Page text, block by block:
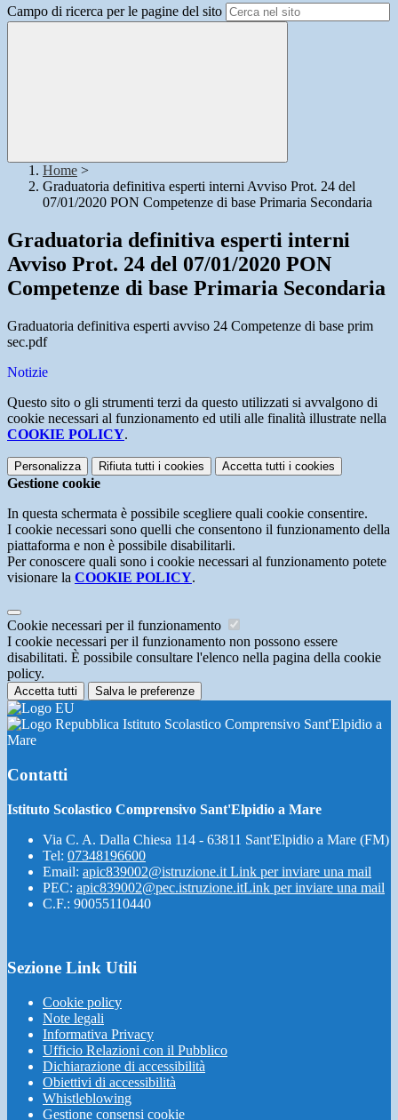
Campo di ricerca per le pagine del sito
Home >
Graduatoria definitiva esperti interni Avviso Prot. 24 del
07/01/2020 PON Competenze di base Primaria Secondaria
Graduatoria definitiva esperti interni
Avviso Prot. 24 del 07/01/2020 PON
Competenze di base Primaria Secondaria
Graduatoria definitiva esperti avviso 24 Competenze di base prim
sec.pdf
Notizie
Questo sito o gli strumenti terzi da questo utilizzati si avvalgono di
cookie necessari al funzionamento ed utili alle finalità illustrate nella
COOKIE POLICY.
Personalizza Rifiuta tutti i cookies Accetta tutti i cookies
Gestione cookie
In questa schermata è possibile scegliere quali cookie consentire.
I cookie necessari sono quelli che consentono il funzionamento della
piattaforma e non è possibile disabilitarli.
Per conoscere quali sono i cookie necessari al funzionamento potete
visionare la COOKIE POLICY.
Cookie necessari per il funzionamento
I cookie necessari per il funzionamento non possono essere
disabilitati. È possibile consultare l'elenco nella pagina della cookie
policy.
Accetta tutti Salva le preferenze
Istituto Scolastico Comprensivo Sant'Elpidio a
Mare
Contatti
Istituto Scolastico Comprensivo Sant'Elpidio a Mare
Via C. A. Dalla Chiesa 114 - 63811 Sant'Elpidio a Mare (FM)
Tel: 07348196600
Email: apic839002@istruzione.it Link per inviare una mail
PEC: apic839002@pec.istruzione.itLink per inviare una mail
C.F.: 90055110440
Sezione Link Utili
Cookie policy
Note legali
Informativa Privacy
Ufficio Relazioni con il Pubblico
Dichiarazione di accessibilità
Obiettivi di accessibilità
Whistleblowing
Gestione consensi cookie